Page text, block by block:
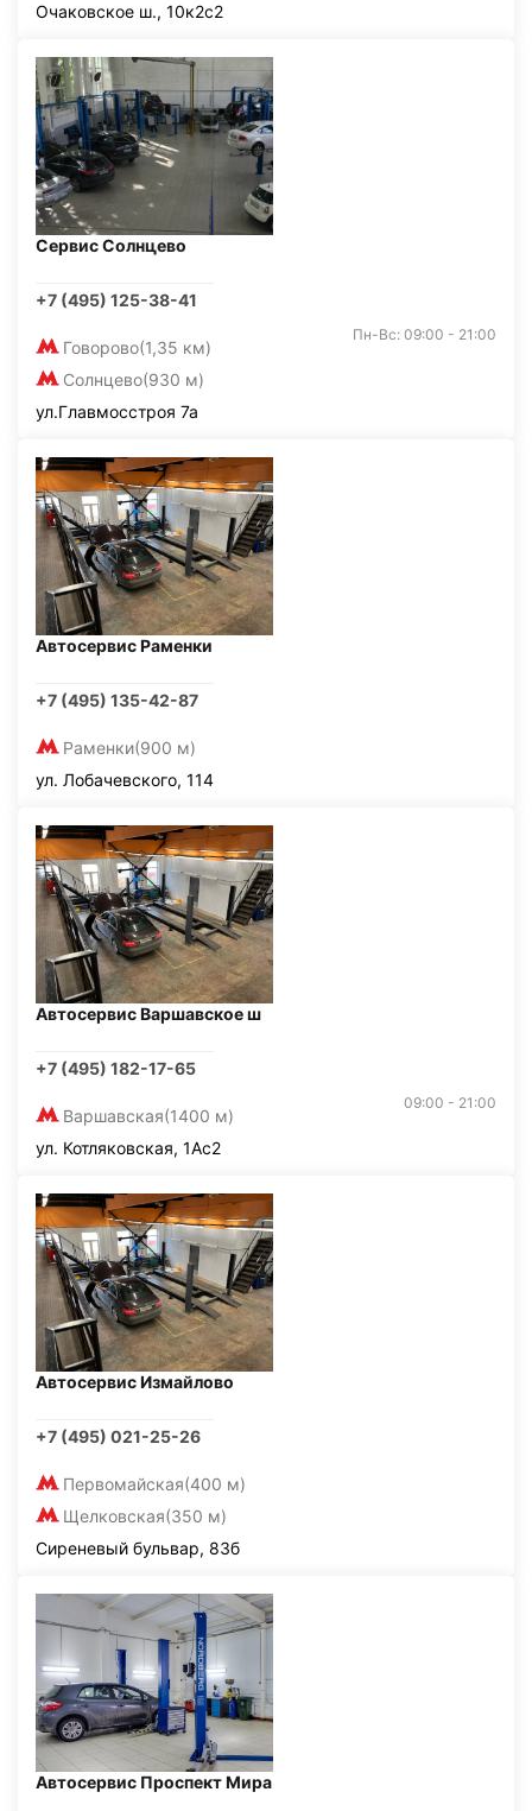
Очаковское ш., 10к2с2
Сервис Солнцево
+7 (495) 125-38-41
Говорово(1,35 км)
Солнцево(930 м)
Пн-Вс: 09:00 - 21:00
ул.Главмосстроя 7а
Автосервис Раменки
+7 (495) 135-42-87
Раменки(900 м)
ул. Лобачевского, 114
Автосервис Варшавское ш
+7 (495) 182-17-65
Варшавская(1400 м)
09:00 - 21:00
ул. Котляковская, 1Ас2
Автосервис Измайлово
+7 (495) 021-25-26
Первомайская(400 м)
Щелковская(350 м)
Сиреневый бульвар, 83б
Автосервис Проспект Мира